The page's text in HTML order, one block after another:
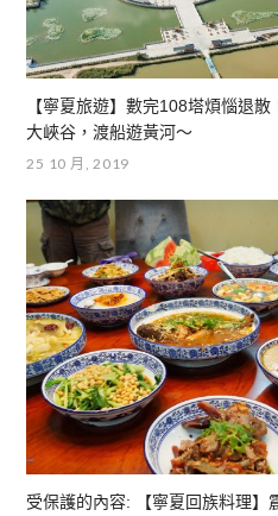
【寧夏旅遊】數完108塔煩惱退
大峽谷，渡船遊黃河～
25 10 月, 2019
受保護的內容: 【寧夏回族料理】